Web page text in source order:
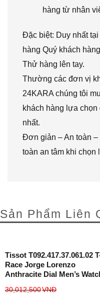
hàng từ nhân
Đặc biệt: Duy nhất
hàng Quý khách
Thử hàng lên tay.
Thường các đơn vị
24KARA chúng tôi
khách hàng lựa
nhất.
Đơn giản – An toàn –
toàn an tâm khi chọn
Sản Phẩm Liên
Tissot T092.417.37.061.02
Race Jorge Lorenzo
Anthracite Dial Men’s
30,012,500VNĐ